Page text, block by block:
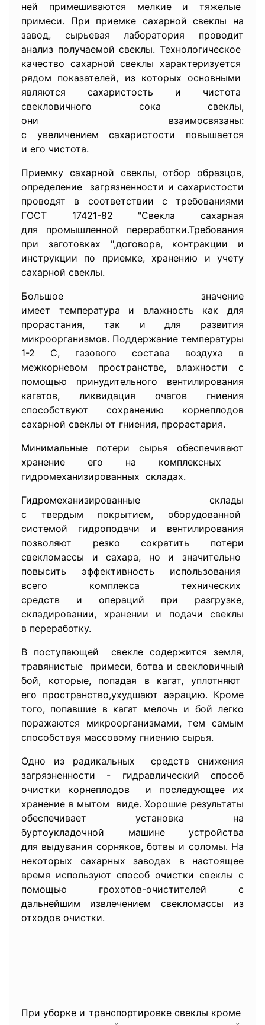
ней примешиваются мелкие и тяжелые
примеси. При приемке сахарной свеклы на
завод, сырьевая лаборатория проводит
анализ получаемой свеклы. Технологическое
качество сахарной свеклы характеризуется
рядом показателей, из которых основными
являются сахаристость и чистота
свекловичного сока свеклы,
они взаимосвязаны:
с увеличением сахаристости повышается
и его чистота.
Приемку сахарной свеклы, отбор образцов,
определение загрязненности и сахаристости
проводят в соответствии с требованиями
ГОСТ 17421-82 "Свекла сахарная
для промышленной переработки.Требования
при заготовках ",договора, контракции и
инструкции по приемке, хранению и учету
сахарной свеклы.
Большое значение
имеет температура и влажность как для
прорастания, так и для развития
микроорганизмов. Поддержание температуры
1-2 С, газового состава воздуха в
межкорневом пространстве, влажности с
помощью принудительного вентилирования
кагатов, ликвидация очагов гниения
способствуют сохранению корнеплодов
сахарной свеклы от гниения, прорастария.
Минимальные потери сырья обеспечивают
хранение его на комплексных
гидромеханизированных складах.
Гидромеханизированные склады
с твердым покрытием, оборудованной
системой гидроподачи и вентилирования
позволяют резко сократить потери
свекломассы и сахара, но и значительно
повысить эффективность использования
всего комплекса технических
средств и операций при разгрузке,
складировании, хранении и подачи свеклы
в переработку.
В поступающей свекле содержится земля,
травянистые примеси, ботва и свекловичный
бой, которые, попадая в кагат, уплотняют
его пространство,ухудшают аэрацию. Кроме
того, попавшие в кагат мелочь и бой легко
поражаются микроорганизмами, тем самым
способствуя массовому гниению сырья.
Одно из радикальных средств снижения
загрязненности - гидравлический способ
очистки корнеплодов и последующее их
хранение в мытом виде. Хорошие результаты
обеспечивает установка на
буртоукладочной машине устройства
для выдувания сорняков, ботвы и соломы. На
некоторых сахарных заводах в настоящее
время используют способ очистки свеклы с
помощью грохотов-очистителей с
дальнейшим извлечением свекломассы из
отходов очистки.
При уборке и транспортировке свеклы кроме